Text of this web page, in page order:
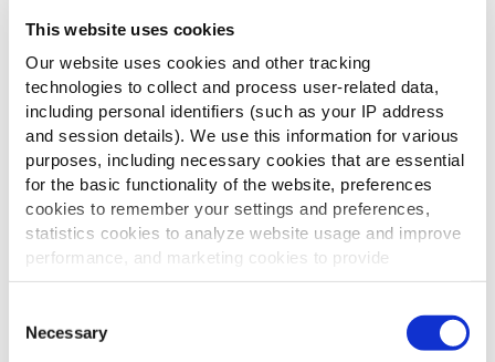
This website uses cookies
Our website uses cookies and other tracking
technologies to collect and process user-related data,
including personal identifiers (such as your IP address
and session details). We use this information for various
purposes, including necessary cookies that are essential
for the basic functionality of the website, preferences
cookies to remember your settings and preferences,
statistics cookies to analyze website usage and improve
performance, and marketing cookies to provide
personalized content and advertising.
By clicking 'Allow all cookies', you consent to the use of
all cookies. If you'd like to customize your preferences,
Selection
Necessary
SLIMME EN
DUURZAME
LANDBOUW DAT
HEBBEN WE ZELF
IN HANDEN
EFFICIËNT
WERKEN MET
HULPBRONNEN
OM SLIMME
VOEDSELOPLOSSINGEN VOOR
UW BEDRIJF TE CREËREN
LEES MEER
KWALITEITSVOEDING GEMAAKT
ZODAT U KWALITEIT KUNT
BIEDEN
LEES MEER
GROEIENDE GEMEENSCHAPPEN
ZIJ ZIJN HET HART VAN ONZE
INDUSTRIE
STEUNEN